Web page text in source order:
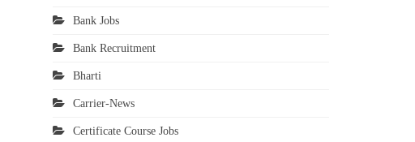
Bank Jobs
Bank Recruitment
Bharti
Carrier-News
Certificate Course Jobs